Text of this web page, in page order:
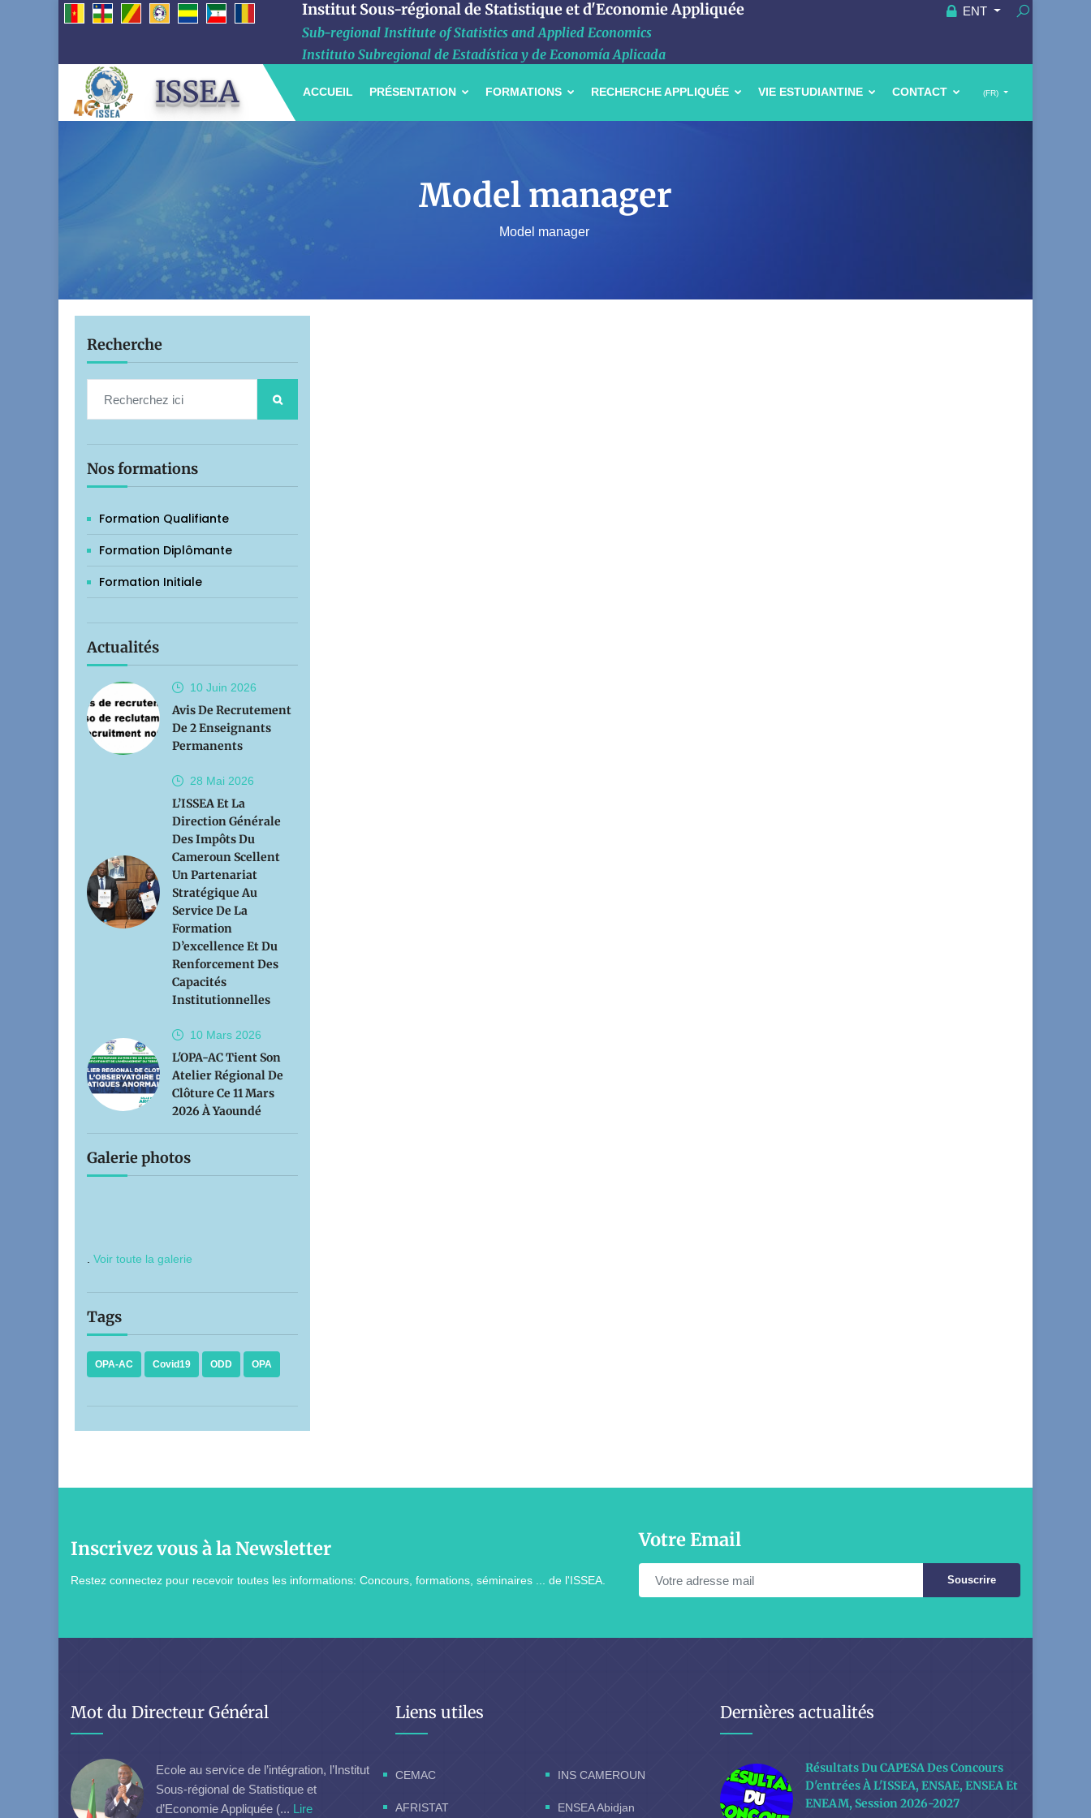
Institut Sous-régional de Statistique et d'Economie Appliquée
Sub-regional Institute of Statistics and Applied Economics
Instituto Subregional de Estadística y de Economía Aplicada
ENT
ISSEA (FR)
ACCUEIL PRÉSENTATION FORMATIONS RECHERCHE APPLIQUÉE VIE ESTUDIANTINE CONTACT
Model manager
Model manager
Recherche
Nos formations
Formation Qualifiante
Formation Diplômante
Formation Initiale
Actualités
10 Juin 2026
Avis De Recrutement
De 2 Enseignants
Permanents
28 Mai 2026
L’ISSEA Et La
Direction Générale
Des Impôts Du
Cameroun Scellent
Un Partenariat
Stratégique Au
Service De La
Formation
D’excellence Et Du
Renforcement Des
Capacités
Institutionnelles
10 Mars 2026
L'OPA-AC Tient Son
Atelier Régional De
Clôture Ce 11 Mars
2026 À Yaoundé
Galerie photos
Voir toute la galerie
Tags
OPA-AC Covid19 ODD OPA
Inscrivez vous à la Newsletter
Restez connectez pour recevoir toutes les informations: Concours, formations, séminaires ... de l'ISSEA.
Votre Email
Souscrire
Mot du Directeur Général
Ecole au service de l’intégration, l’Institut
Sous-régional de Statistique et
d’Economie Appliquée (... Lire
Liens utiles
CEMAC INS CAMEROUN
AFRISTAT ENSEA Abidjan
Dernières actualités
Résultats Du CAPESA Des Concours
D'entrées À L'ISSEA, ENSAE, ENSEA Et
ENEAM, Session 2026-2027